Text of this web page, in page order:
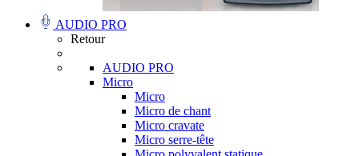
AUDIO PRO
Retour
AUDIO PRO
Micro
Micro
Micro de chant
Micro cravate
Micro serre-tête